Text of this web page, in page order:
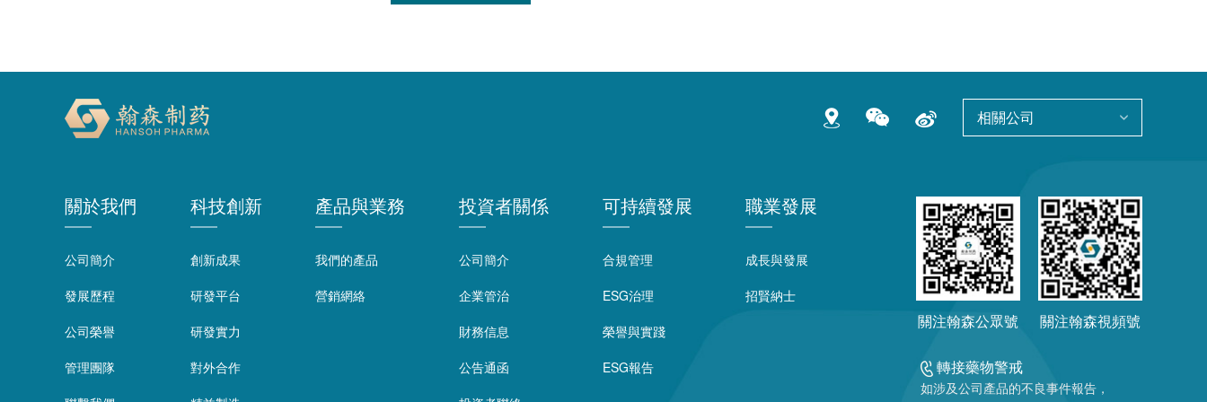
相關公司
關於我們
公司簡介
發展歷程
公司榮譽
管理團隊
科技創新
創新成果
研發平台
研發實力
對外合作
產品與業務
我們的產品
營銷網絡
投資者關係
公司簡介
企業管治
財務信息
公告通函
可持續發展
合規管理
ESG治理
榮譽與實踐
ESG報告
職業發展
成長與發展
招賢納士
關注翰森公眾號 關注翰森視頻號
轉接藥物警戒
如涉及公司產品的不良事件報告，